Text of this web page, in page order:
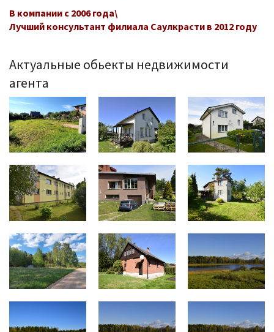
В компании с 2006 года\
Лучший консультант филиала Саулкрасти в 2012 году
Актуальные обьекты недвижимости
агента